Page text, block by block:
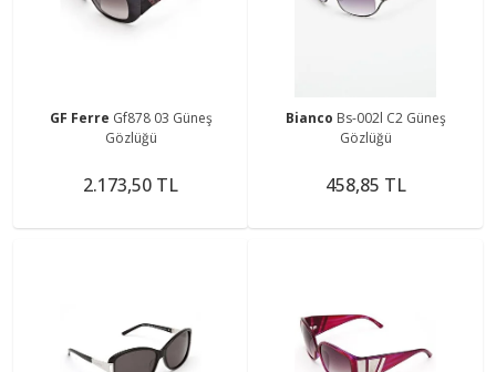
GF Ferre Gf878 03 Güneş
Gözlüğü
2.173,50 TL
Bianco Bs-002l C2 Güneş
Gözlüğü
458,85 TL